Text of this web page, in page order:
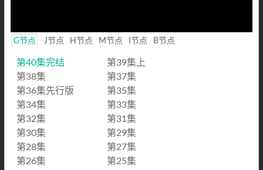
Rate
G节点 J节点 H节点 M节点 I节点 B节点
第40集完结
第39集上
第38集
第37集
第36集先行版
第35集
第34集
第33集
第32集
第31集
第30集
第29集
第28集
第27集
第26集
第25集